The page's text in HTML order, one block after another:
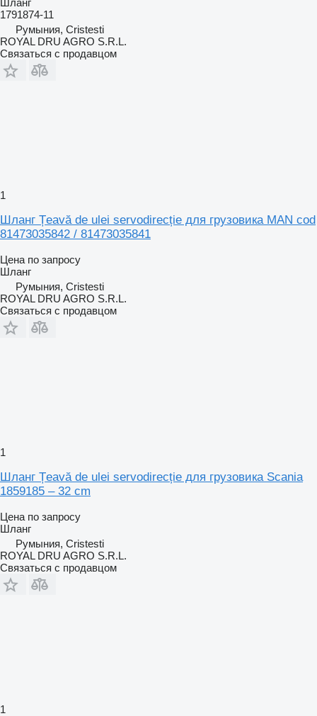
1791874-11
Румыния, Cristesti
ROYAL DRU AGRO S.R.L.
Связаться с продавцом
1
Шланг Țeavă de ulei servodirecție для грузовика MAN cod
81473035842 / 81473035841
Цена по запросу
Шланг
Румыния, Cristesti
ROYAL DRU AGRO S.R.L.
Связаться с продавцом
1
Шланг Țeavă de ulei servodirecție для грузовика Scania
1859185 – 32 cm
Цена по запросу
Шланг
Румыния, Cristesti
ROYAL DRU AGRO S.R.L.
Связаться с продавцом
1